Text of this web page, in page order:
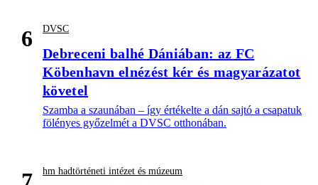
6 DVSC
Debreceni balhé Dániában: az FC
Köbenhavn elnézést kér és magyarázatot
követel
Szamba a szaunában – így értékelte a dán sajtó a csapatuk
fölényes győzelmét a DVSC otthonában.
hm hadtörténeti intézet és múzeum